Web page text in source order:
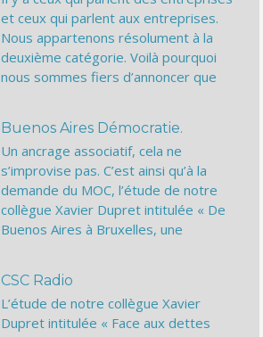
et ceux qui parlent aux entreprises.
Nous appartenons résolument à la
deuxième catégorie. Voilà pourquoi
nous sommes fiers d’annoncer que
Buenos Aires Démocratie.
Un ancrage associatif, cela ne
s’improvise pas. C’est ainsi qu’à la
demande du MOC, l’étude de notre
collègue Xavier Dupret intitulée « De
Buenos Aires à Bruxelles, une
CSC Radio
L’étude de notre collègue Xavier
Dupret intitulée « Face aux dettes